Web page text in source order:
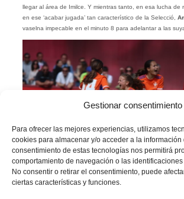
Gestionar consentimiento
Para ofrecer las mejores experiencias, utilizamos
cookies para almacenar y/o acceder a la información
consentimiento de estas tecnologías nos permitirá
comportamiento de navegación o las
No consentir o retirar el consentimiento, puede
ciertas características y funciones.
llegar al área de Imilce. Y mientras tanto, en esa lucha de
en ese ‘acabar jugada’ tan característico de la Selecció,
vaselna impecable en el minuto 8 para adelantar a las